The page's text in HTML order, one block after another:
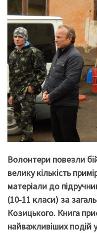
Волонтери повезли
велику кількість
матеріали до
(10-11 класи) за
Козицького. Книга
найважливіших подій